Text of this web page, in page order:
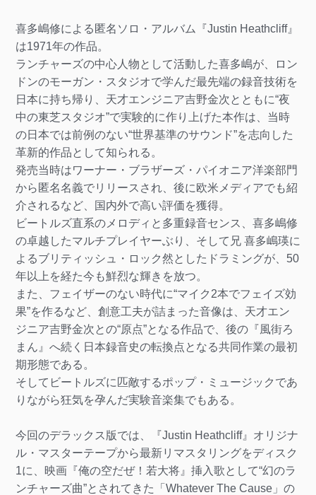
喜多嶋修による匿名ソロ・アルバム『Justin Heathcliff』
は1971年の作品。
ランチャーズの中心人物として活動した喜多嶋が、ロン
ドンのモーガン・スタジオで学んだ最先端の録音技術を
日本に持ち帰り、天才エンジニア吉野金次とともに“夜
中の東芝スタジオ”で実験的に作り上げた本作は、当時
の日本では前例のない“世界基準のサウンド”を志向した
革新的作品として知られる。
発売当時はワーナー・ブラザーズ・パイオニア洋楽部門
から匿名名義でリリースされ、後に欧米メディアでも紹
介されるなど、国内外で高い評価を獲得。
ビートルズ直系のメロディと多重録音センス、喜多嶋修
の卓越したマルチプレイヤーぶり、そして兄 喜多嶋瑛に
よるブリティッシュ・ロック然としたドラミングが、50
年以上を経た今も鮮烈な輝きを放つ。
また、フェイザーのない時代に“マイク2本でフェイズ効
果”を作るなど、創意工夫が詰まった音像は、天才エン
ジニア吉野金次との“原点”となる作品で、後の『風街ろ
まん』へ続く日本録音史の転換点となる共同作業の最初
期形態である。
そしてビートルズに匹敵するポップ・ミュージックであ
りながら狂気を孕んだ実験音楽集でもある。
今回のデラックス版では、『Justin Heathcliff』オリジナ
ル・マスターテープから最新リマスタリングをディスク
1に、映画『俺の空だぜ！若大将』挿入歌として“幻のラ
ンチャーズ曲”とされてきた「Whatever The Cause」の